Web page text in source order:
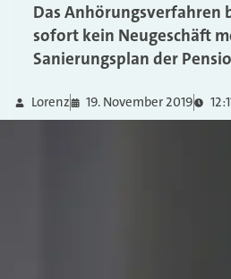
Das Anhörungsverfahren
sofort kein Neugeschäft
Sanierungsplan der
Lorenz 19. November 2019